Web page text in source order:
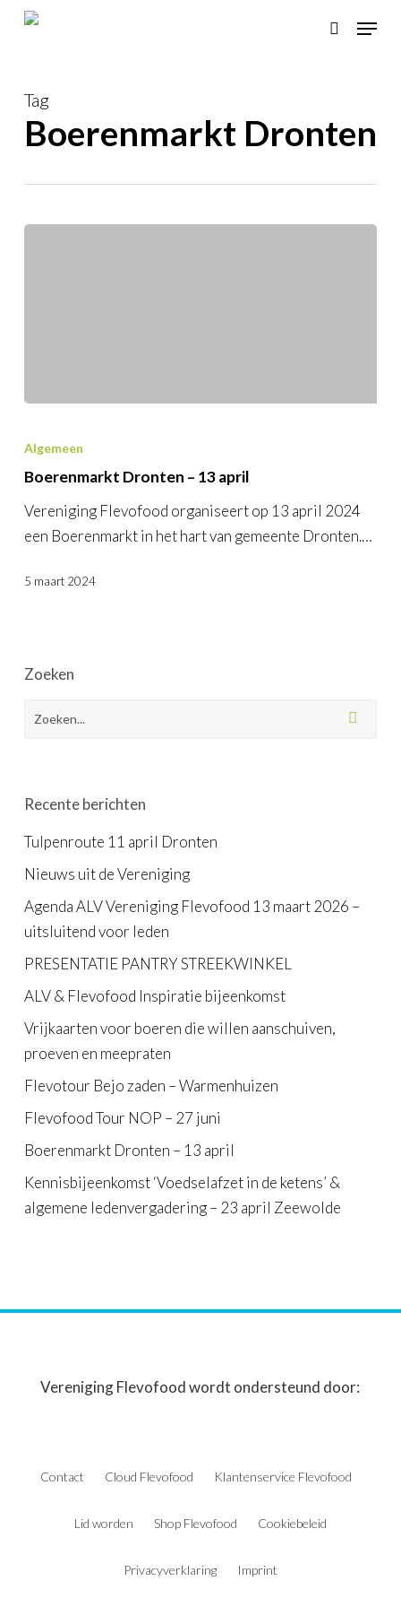
Skip
search
Menu
Tag
Boerenmarkt Dronten
Algemeen
Boerenmarkt Dronten – 13 april
Vereniging Flevofood organiseert op 13 april 2024
een Boerenmarkt in het hart van gemeente Dronten.…
5 maart 2024
Zoeken
Recente berichten
Tulpenroute 11 april Dronten
Nieuws uit de Vereniging
Agenda ALV Vereniging Flevofood 13 maart 2026 –
uitsluitend voor leden
PRESENTATIE PANTRY STREEKWINKEL
ALV & Flevofood Inspiratie bijeenkomst
Vrijkaarten voor boeren die willen aanschuiven,
proeven en meepraten
Flevotour Bejo zaden – Warmenhuizen
Flevofood Tour NOP – 27 juni
Boerenmarkt Dronten – 13 april
Kennisbijeenkomst ‘Voedselafzet in de ketens’ &
algemene ledenvergadering – 23 april Zeewolde
Vereniging Flevofood wordt ondersteund door:
Contact Cloud Flevofood Klantenservice Flevofood
Lid worden Shop Flevofood Cookiebeleid
Privacyverklaring Imprint